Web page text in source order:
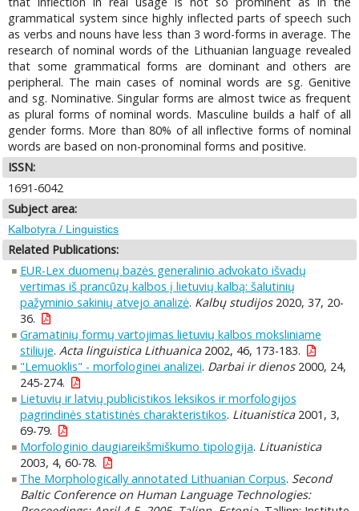
grammatical system since highly inflected parts of speech such
as verbs and nouns have less than 3 word-forms in average. The
research of nominal words of the Lithuanian language revealed
that some grammatical forms are dominant and others are
peripheral. The main cases of nominal words are sg. Genitive
and sg. Nominative. Singular forms are almost twice as frequent
as plural forms of nominal words. Masculine builds a half of all
gender forms. More than 80% of all inflective forms of nominal
words are based on non-pronominal forms and positive.
ISSN:
1691-6042
Subject area:
Kalbotyra / Linguistics
Related Publications:
EUR-Lex duomenų bazės generalinio advokato išvadų
vertimas iš prancūzų kalbos į lietuvių kalbą: šalutinių
pažyminio sakinių atvejo analizė. Kalbų studijos2020, 37, 20-
36.
Gramatinių formų vartojimas lietuvių kalbos moksliniame
stiliuje. Acta linguistica Lithuanica2002, 46, 173-183.
"Lemuoklis" - morfologinei analizei. Darbai ir dienos2000, 24,
245-274.
Lietuvių ir latvių publicistikos leksikos ir morfologijos
pagrindinės statistinės charakteristikos. Lituanistica2001, 3,
69-79.
Morfologinio daugiareikšmiškumo tipologija. Lituanistica
2003, 4, 60-78.
The Morphologically annotated Lithuanian Corpus. Second
Baltic Conference on Human Language Technologies: